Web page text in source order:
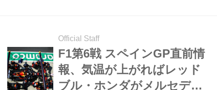
認しながら2回とも3番手につけた。
Official Staff
F1第6戦 スペインGP直前情
報、気温が上がればレッド
ブル・ホンダがメルセデス